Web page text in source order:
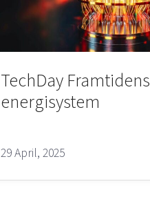
TechDay Framtidens
energisystem
29 April, 2025